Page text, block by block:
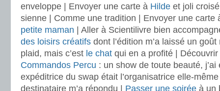
enveloppe | Envoyer une carte à Hilde et joli
sienne | Comme une tradition | Envoyer une carte
petite maman | Aller à Scientilivre bien
des loisirs créatifs dont l’édition m’a laissé un
plaid, mais c’est le chat qui en a profité |
Commandos Percu : un show de toute beauté,
expéditrice du swap était l’organisatrice elle-
destinataire m’a répondu | Passer une soirée à un